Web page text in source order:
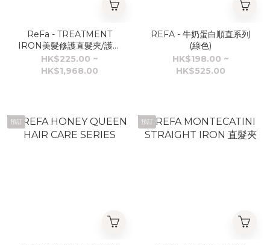
ReFa - TREATMENT
IRON美髮修護直髮夾/護髮
精華液150ml
HK$225.00 ~
HK$1,968.00
REFA - 牛奶蛋白順直系列
(綠色)
HK$198.00 ~
HK$525.00
預訂 預訂